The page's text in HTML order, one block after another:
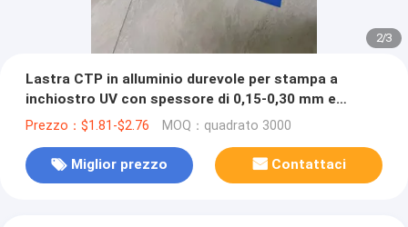
2/3
Lastra CTP in alluminio durevole per stampa a
inchiostro UV con spessore di 0,15-0,30 mm e
durata di conservazione di 18 mesi
Prezzo：$1.81-$2.76 MOQ：quadrato 3000
Miglior prezzo Contattaci